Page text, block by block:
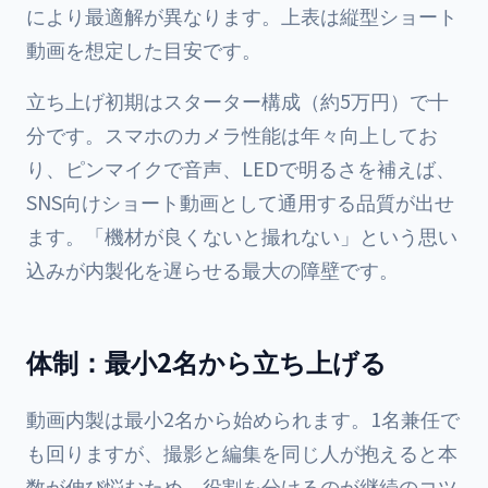
により最適解が異なります。上表は縦型ショート
動画を想定した目安です。
立ち上げ初期はスターター構成（約5万円）で十
分です。スマホのカメラ性能は年々向上してお
り、ピンマイクで音声、LEDで明るさを補えば、
SNS向けショート動画として通用する品質が出せ
ます。「機材が良くないと撮れない」という思い
込みが内製化を遅らせる最大の障壁です。
体制：最小2名から立ち上げる
動画内製は最小2名から始められます。1名兼任で
も回りますが、撮影と編集を同じ人が抱えると本